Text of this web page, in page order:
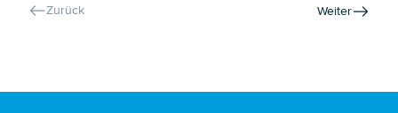
Zurück Weiter